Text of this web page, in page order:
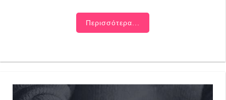
Περισσότερα...